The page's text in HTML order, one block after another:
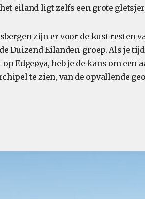
eiland ligt zelfs een grote
zijn er voor de kust resten
Duizend Eilanden-groep. Als je
Edgeøya, heb je de kans om een
te zien, van de opvallende